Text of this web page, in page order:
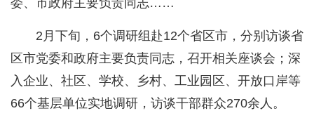
委、市政府主要负责同志……
2月下旬，6个调研组赴12个省区市，分别访谈省
区市党委和政府主要负责同志，召开相关座谈会；深
入企业、社区、学校、乡村、工业园区、开放口岸等
66个基层单位实地调研，访谈干部群众270余人。